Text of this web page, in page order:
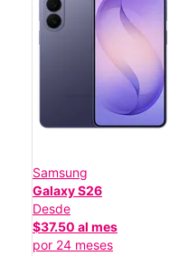
Samsung
Galaxy S26
Desde
$37.50 al mes
por 24 meses